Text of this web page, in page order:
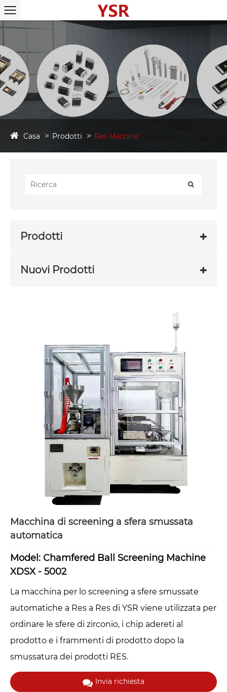
Casa Prodotti Res Machine
Prodotti
Nuovi Prodotti
Macchina di screening a sfera smussata
automatica
Model: Chamfered Ball Screening Machine
XDSX - 5002
La macchina per lo screening a sfere smussate
automatiche a Res a Res di YSR viene utilizzata per
ordinare le sfere di zirconio, i chip adereti al
prodotto e i frammenti di prodotto dopo la
smussatura dei prodotti RES.
Invia richiesta